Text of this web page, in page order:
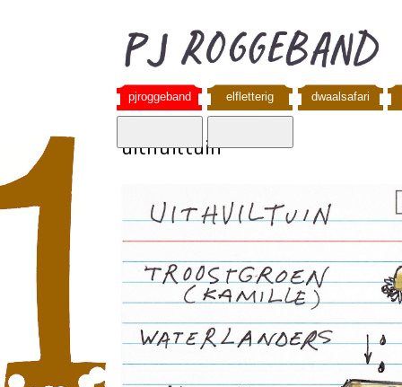
pjroggeband elfletterig dwaalsafari
uithuiltuin